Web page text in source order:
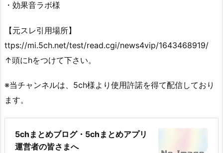
・効果音ラボ様
【元スレ引用場所】
ttps://mi.5ch.net/test/read.cgi/news4vip/1643468919/
↑頭にhをつけて下さい。
※当チャンネルは、5ch様より使用許諾を得て配信しており
ます。
5chまとめブログ・5chまとめアプリ
運営者の皆さまへ